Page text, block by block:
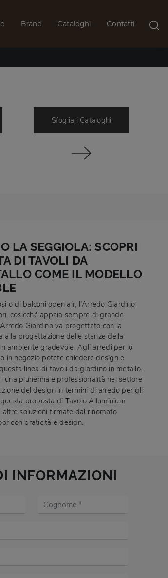
Brand Cataloghi Contatti
Sfoglia i Cataloghi
LA SEGGIOLA: SCOPRI
DI TAVOLI DA
COME IL MODELLO
o di balconi open air, l’Arredo Giardino
cosicché appaia sempre di grande
Giardino va progettato con la
alla progettazione delle stanze della
ambiente gradevole. Agli arredi per lo
in negozio potete chiedere design e
linea di tavoli da giardino in metallo.
una pluriennale professionalità nel settore
del design in termini di arredo per gli
proposta di Tavolo Alluminium
soluzioni firmate dal rinomato
con praticità e design.
INFORMAZIONI